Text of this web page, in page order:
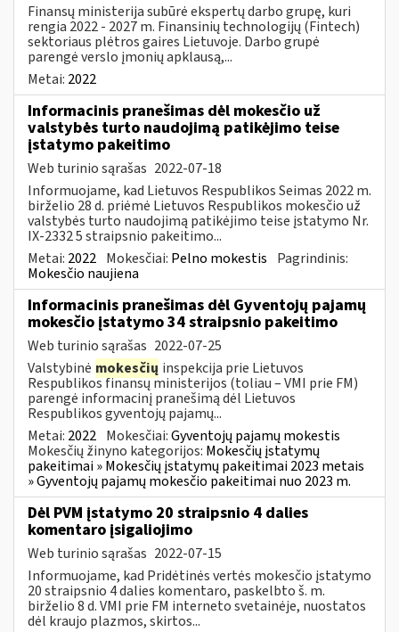
Finansų ministerija subūrė ekspertų darbo grupę, kuri
rengia 2022 - 2027 m. Finansinių technologijų (Fintech)
sektoriaus plėtros gaires Lietuvoje. Darbo grupė
parengė verslo įmonių apklausą,...
Metai: 2022
Informacinis pranešimas dėl mokesčio už
valstybės turto naudojimą patikėjimo teise
įstatymo pakeitimo
Web turinio sąrašas 2022-07-18
Informuojame, kad Lietuvos Respublikos Seimas 2022 m.
birželio 28 d. priėmė Lietuvos Respublikos mokesčio už
valstybės turto naudojimą patikėjimo teise įstatymo Nr.
IX-2332 5 straipsnio pakeitimo...
Metai: 2022 Mokesčiai: Pelno mokestis Pagrindinis:
Mokesčio naujiena
Informacinis pranešimas dėl Gyventojų pajamų
mokesčio įstatymo 34 straipsnio pakeitimo
Web turinio sąrašas 2022-07-25
Valstybinė mokesčių inspekcija prie Lietuvos
Respublikos finansų ministerijos (toliau – VMI prie FM)
parengė informacinį pranešimą dėl Lietuvos
Respublikos gyventojų pajamų...
Metai: 2022 Mokesčiai:Gyventojų pajamų mokestis
Mokesčių žinyno kategorijos: Mokesčių įstatymų
pakeitimai » Mokesčių įstatymų pakeitimai 2023 metais
» Gyventojų pajamų mokesčio pakeitimai nuo 2023 m.
Dėl PVM įstatymo 20 straipsnio 4 dalies
komentaro įsigaliojimo
Web turinio sąrašas 2022-07-15
Informuojame, kad Pridėtinės vertės mokesčio įstatymo
20 straipsnio 4 dalies komentaro, paskelbto š. m.
birželio 8 d. VMI prie FM interneto svetainėje, nuostatos
dėl kraujo plazmos, skirtos...